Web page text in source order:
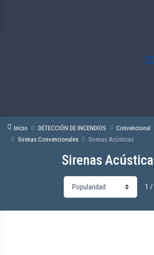
Inicio DETECCIÓN DE INCENDIOS
Convencional
Sirenas Convencionales
Sirenas Acústicas
Sirenas
1 /